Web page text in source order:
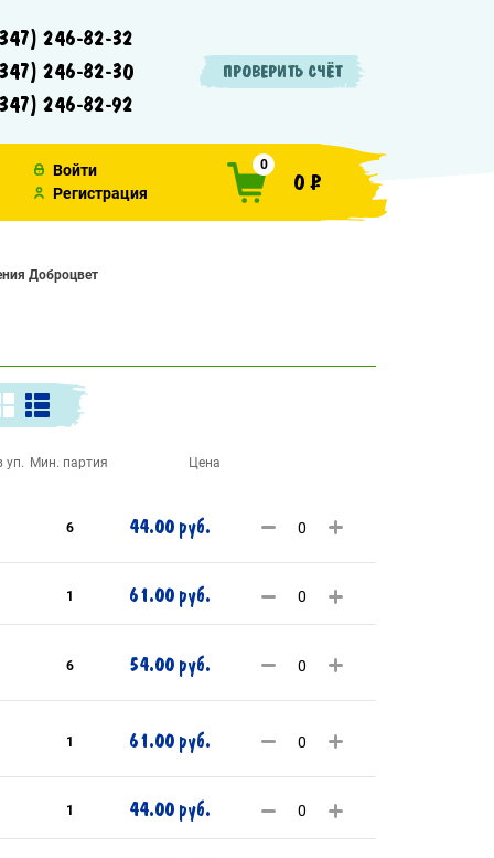
246-82-32
246-82-30
246-82-92
ПРОВЕРИТЬ СЧЁТ
Войти
Регистрация
0
0 ₽
Доброцвет
уп. Мин. партия Цена
6 44.00 руб.
1 61.00 руб.
6 54.00 руб.
1 61.00 руб.
1 44.00 руб.